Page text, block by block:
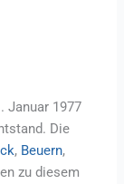
Januar 1977
Die
, Beuern,
zu diesem